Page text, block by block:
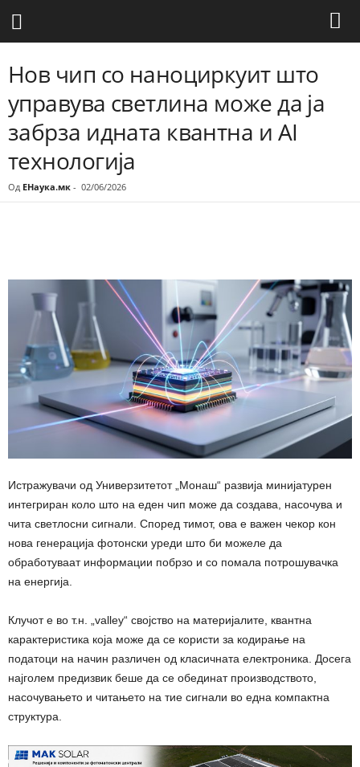
Нов чип со наноциркуит што
управува светлина може да ја
забрза идната квантна и AI
технологија
Од ЕНаука.мк - 02/06/2026
Истражувачи од Универзитетот „Монаш“ развија минијатурен
интегриран коло што на еден чип може да создава, насочува и
чита светлосни сигнали. Според тимот, ова е важен чекор кон
нова генерација фотонски уреди што би можеле да
обработуваат информации побрзо и со помала потрошувачка
на енергија.
Клучот е во т.н. „valley“ својство на материјалите, квантна
карактеристика која може да се користи за кодирање на
податоци на начин различен од класичната електроника. Досега
најголем предизвик беше да се обединат производството,
насочувањето и читањето на тие сигнали во една компактна
структура.